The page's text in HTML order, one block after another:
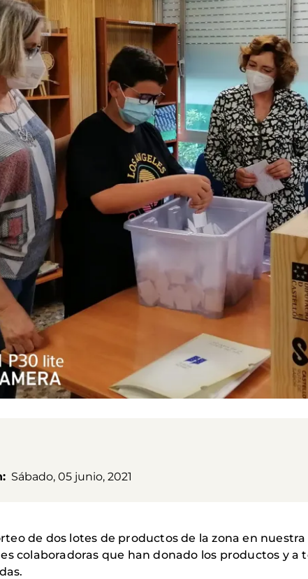
Sábado, 05 junio, 2021
de dos lotes de productos de la zona en
colaboradoras que han donado los productos y